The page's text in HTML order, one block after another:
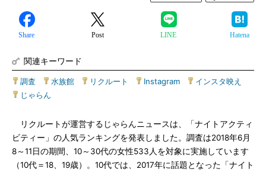
Share Post LINE Hatena
関連キーワード
調査 水族館 リクルート Instagram インスタ映え
じゃらん
リクルートが運営するじゃらんニュースは、「ナイトアクティ
ビティー」の人気ランキングを発表しました。調査は2018年6月
8～11日の期間、10～30代の女性533人を対象に実施しています
（10代＝18、19歳）。10代では、2017年に話題となった「ナイト